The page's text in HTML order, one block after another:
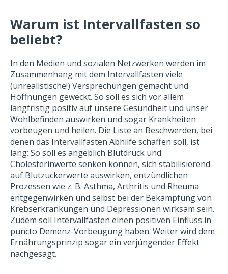
Warum ist Intervallfasten so
beliebt?
In den Medien und sozialen Netzwerken werden im
Zusammenhang mit dem Intervallfasten viele
(unrealistische!) Versprechungen gemacht und
Hoffnungen geweckt. So soll es sich vor allem
langfristig positiv auf unsere Gesundheit und unser
Wohlbefinden auswirken und sogar Krankheiten
vorbeugen und heilen. Die Liste an Beschwerden, bei
denen das Intervallfasten Abhilfe schaffen soll, ist
lang: So soll es angeblich Blutdruck und
Cholesterinwerte senken können, sich stabilisierend
auf Blutzuckerwerte auswirken, entzündlichen
Prozessen wie z. B. Asthma, Arthritis und Rheuma
entgegenwirken und selbst bei der Bekämpfung von
Krebserkrankungen und Depressionen wirksam sein.
Zudem soll Intervallfasten einen positiven Einfluss in
puncto Demenz-Vorbeugung haben. Weiter wird dem
Ernährungsprinzip sogar ein verjüngender Effekt
nachgesagt.